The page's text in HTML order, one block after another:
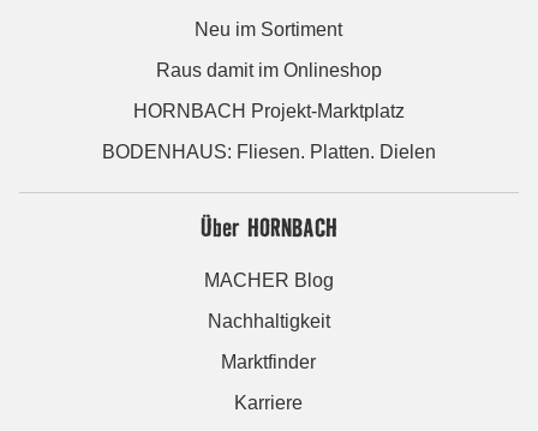
Neu im Sortiment
Raus damit im Onlineshop
HORNBACH Projekt-Marktplatz
BODENHAUS: Fliesen. Platten. Dielen
Über HORNBACH
MACHER Blog
Nachhaltigkeit
Marktfinder
Karriere